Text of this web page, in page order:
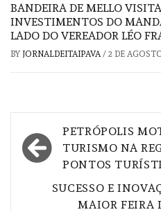
BANDEIRA DE MELLO
INVESTIMENTOS DO
LADO DO VEREADOR LÉO
BY JORNALDEITAIPAVA / 2 DE
Navegação
de
PETRÓPOLIS
TURISMO NA
PONTOS
SUCESSO E
MAIOR FEIRA